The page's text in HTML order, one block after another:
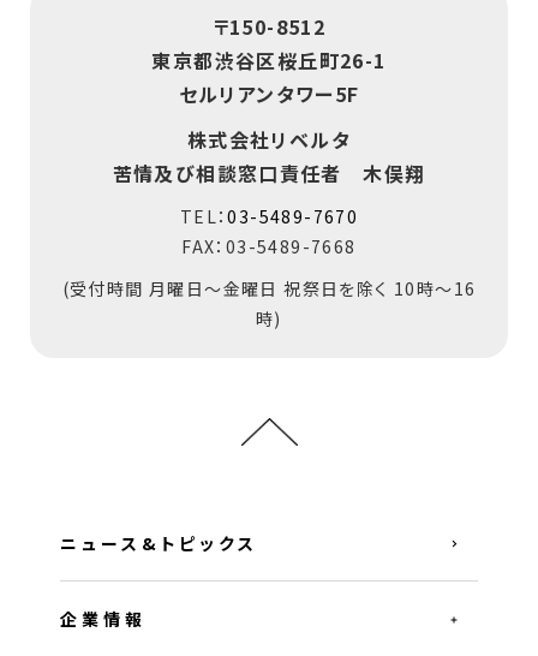
〒150-8512
東京都渋谷区桜丘町26-1
セルリアンタワー5F
株式会社リベルタ
苦情及び相談窓口責任者 木俣翔
TEL：03-5489-7670
FAX：03-5489-7668
(受付時間 月曜日～金曜日 祝祭日を除く 10時～16
時)
ニュース&トピックス
企業情報